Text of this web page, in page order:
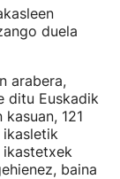
duela
arabera,
ditu Euskadik
kasuan, 121
ikasletik
ikastetxek
baina